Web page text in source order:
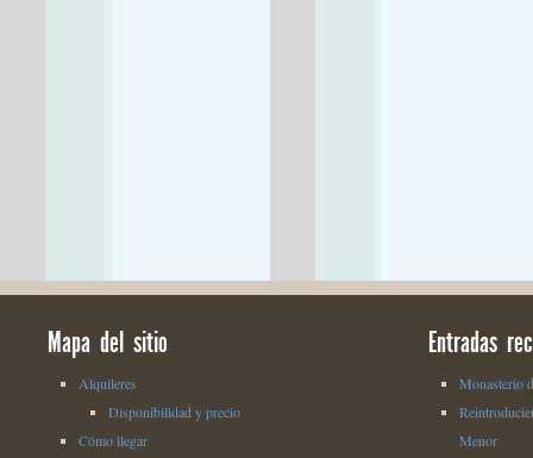
Mapa del sitio
Alquileres
Disponibilidad y precio
Cómo llegar
Entradas
Monasterio
Menor